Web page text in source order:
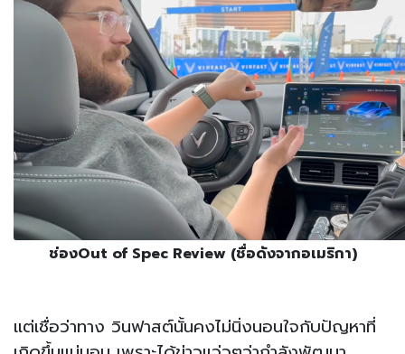
ช่องOut of Spec Review (ชื่อดังจากอเมริกา)
แต่เชื่อว่าทาง วินฟาสต์นั้นคงไม่นิ่งนอนใจกับปัญหาที่